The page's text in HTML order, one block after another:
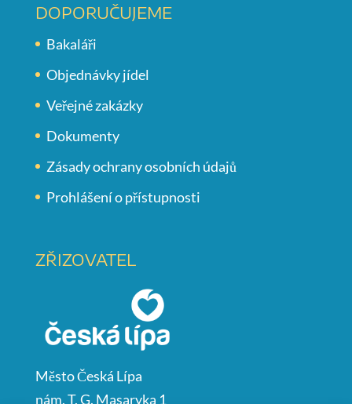
DOPORUČUJEME
Bakaláři
Objednávky jídel
Veřejné zakázky
Dokumenty
Zásady ochrany osobních údajů
Prohlášení o přístupnosti
ZŘIZOVATEL
Město Česká Lípa
nám. T. G. Masaryka 1